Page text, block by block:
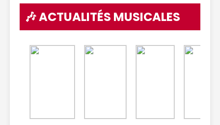
🎶 ACTUALITÉS MUSICALES